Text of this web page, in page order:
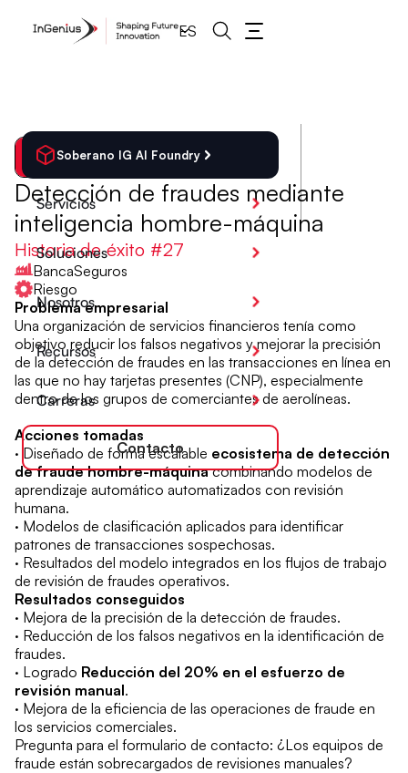
ES
Soberano IG AI Foundry
Servicios
Soluciones
Nosotros
Recursos
Carreras
Contacto
Atrás
Detección de fraudes mediante
inteligencia hombre-máquina
Historia de éxito #27
BancaSeguros
Riesgo
Problema empresarial
Una organización de servicios financieros tenía como
objetivo reducir los falsos negativos y mejorar la precisión
de la detección de fraudes en las transacciones en línea en
las que no hay tarjetas presentes (CNP), especialmente
dentro de los grupos de comerciantes de aerolíneas.
Acciones tomadas
· Diseñado de forma escalable ecosistema de detección
de fraude hombre-máquinacombinando modelos de
aprendizaje automático automatizados con revisión
humana.
· Modelos de clasificación aplicados para identificar
patrones de transacciones sospechosas.
· Resultados del modelo integrados en los flujos de trabajo
de revisión de fraudes operativos.
Resultados conseguidos
· Mejora de la precisión de la detección de fraudes.
· Reducción de los falsos negativos en la identificación de
fraudes.
· Logrado Reducción del 20% en el esfuerzo de
revisión manual.
· Mejora de la eficiencia de las operaciones de fraude en
los servicios comerciales.
Pregunta para el formulario de contacto: ¿Los equipos de
fraude están sobrecargados de revisiones manuales?